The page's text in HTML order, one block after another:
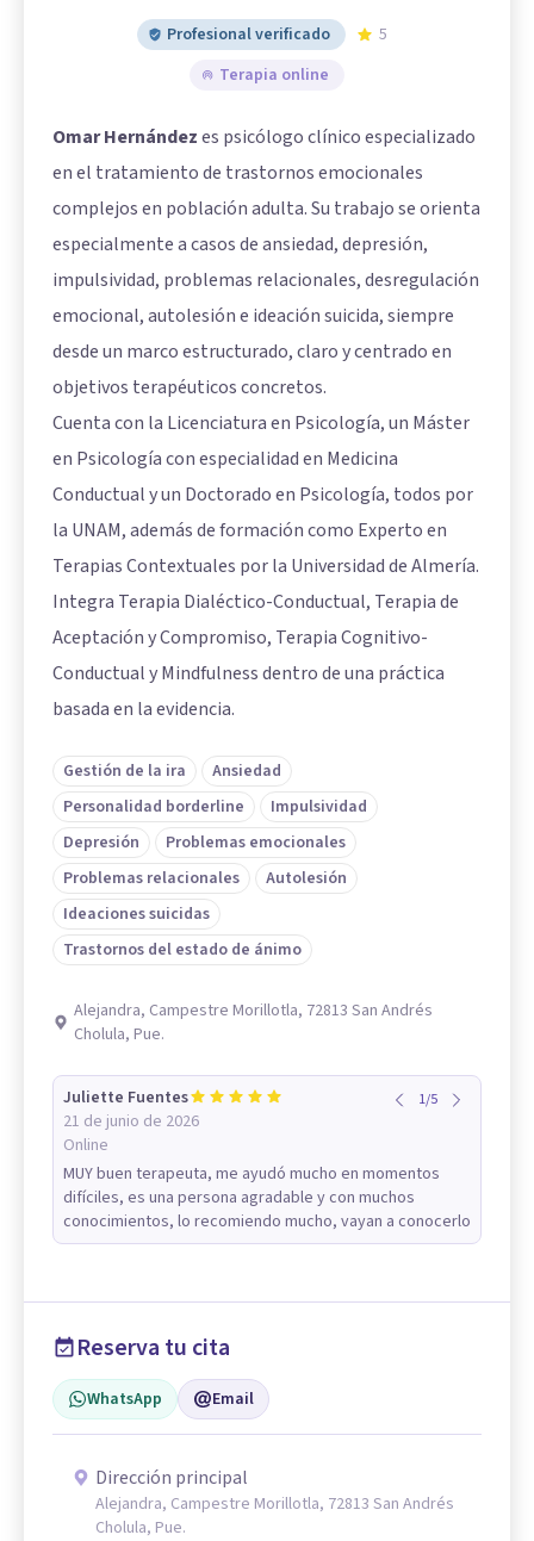
Profesional verificado
5
Terapia online
Omar Hernándezes psicólogo clínico especializado
en el tratamiento de trastornos emocionales
complejos en población adulta. Su trabajo se orienta
especialmente a casos de ansiedad, depresión,
impulsividad, problemas relacionales, desregulación
emocional, autolesión e ideación suicida, siempre
desde un marco estructurado, claro y centrado en
objetivos terapéuticos concretos.
Cuenta con la Licenciatura en Psicología, un Máster
en Psicología con especialidad en Medicina
Conductual y un Doctorado en Psicología, todos por
la UNAM, además de formación como Experto en
Terapias Contextuales por la Universidad de Almería.
Integra Terapia Dialéctico-Conductual, Terapia de
Aceptación y Compromiso, Terapia Cognitivo-
Conductual y Mindfulness dentro de una práctica
basada en la evidencia.
Gestión de la ira
Ansiedad
Personalidad borderline
Impulsividad
Depresión
Problemas emocionales
Problemas relacionales
Autolesión
Ideaciones suicidas
Trastornos del estado de ánimo
Alejandra, Campestre Morillotla, 72813 San Andrés
Cholula, Pue.
Juliette Fuentes
21 de junio de 2026
Online
1/5
MUY buen terapeuta, me ayudó mucho en momentos
difíciles, es una persona agradable y con muchos
conocimientos, lo recomiendo mucho, vayan a conocerlo
Reserva tu cita
WhatsApp Email
Dirección principal
Alejandra, Campestre Morillotla, 72813 San Andrés
Cholula, Pue.